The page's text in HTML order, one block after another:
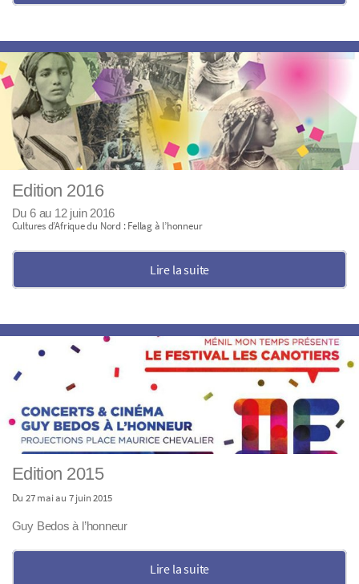
Edition 2016
Du 6 au 12 juin 2016
Cultures d’Afrique du Nord : Fellag à l’honneur
Lire la suite
Edition 2015
Du 27 mai au 7 juin 2015
Guy Bedos à l’honneur
Lire la suite